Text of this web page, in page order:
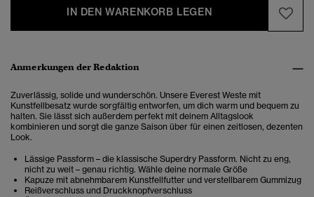
IN DEN WARENKORB LEGEN
Anmerkungen der Redaktion
Zuverlässig, solide und wunderschön. Unsere Everest Weste mit
Kunstfellbesatz wurde sorgfältig entworfen, um dich warm und bequem zu
halten. Sie lässt sich außerdem perfekt mit deinem Alltagslook
kombinieren und sorgt die ganze Saison über für einen zeitlosen, dezenten
Look.
Lässige Passform – die klassische Superdry Passform. Nicht zu eng,
nicht zu weit – genau richtig. Wähle deine normale Größe
Kapuze mit abnehmbarem Kunstfellfutter und verstellbarem Gummizug
Reißverschluss und Druckknopfverschluss